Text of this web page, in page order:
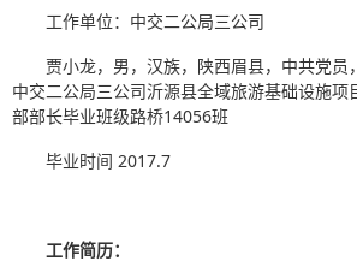
工作单位：中交二公局三公司
贾小龙，男，汉族，陕西眉县，中共党员
中交二公局三公司沂源县全域旅游基础设施项
部部长毕业班级路桥14056班
毕业时间 2017.7
工作简历：